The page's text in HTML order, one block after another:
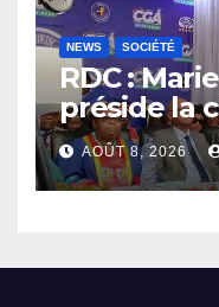
NEWS SOCIÉTÉ
RDC :
préside la
l’UNIKIN
AOÛT 8, 2026